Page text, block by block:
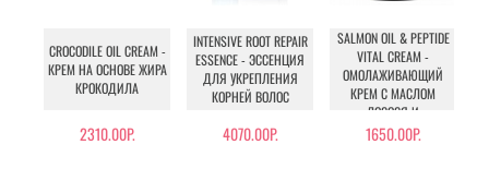
CROCODILE OIL CREAM -
КРЕМ НА ОСНОВЕ ЖИРА
КРОКОДИЛА
2310.00Р.
INTENSIVE ROOT REPAIR
ESSENCE - ЭССЕНЦИЯ
ДЛЯ УКРЕПЛЕНИЯ
КОРНЕЙ ВОЛОС
4070.00Р.
SALMON OIL & PEPTIDE
VITAL CREAM -
ОМОЛАЖИВАЮЩИЙ
КРЕМ С МАСЛОМ
ЛОСОСЯ И
ПЕПТИДАМИ
1650.00Р.